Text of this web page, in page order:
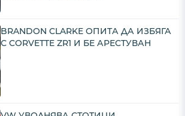
BRANDON CLARKE ОПИТА ДА ИЗБЯГА
С CORVETTE ZR1 И БЕ АРЕСТУВАН